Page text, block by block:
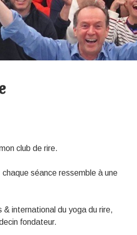
club de rire.
séance ressemble à une
& international du yoga du rire,
fondateur.